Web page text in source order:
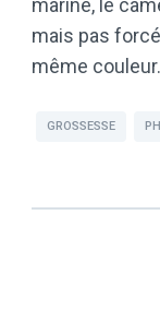
mais pas
même couleur.
GROSSESSE